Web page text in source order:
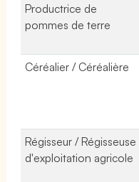
Productrice de
pommes de terre
Céréalier / Céréalière
Régisseur / Régisseuse
d'exploitation agricole